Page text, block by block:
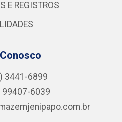
E REGISTROS
3441-6899
99407-6039